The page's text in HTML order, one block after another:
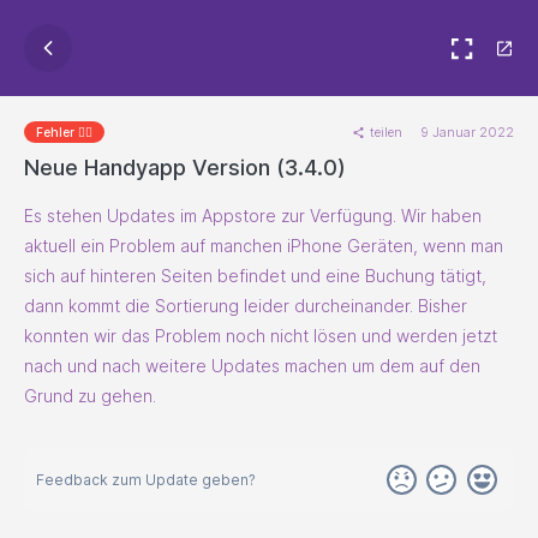
Fehler 🐱‍💻 teilen 9 Januar 2022
Neue Handyapp Version (3.4.0)
Es stehen Updates im Appstore zur Verfügung. Wir haben
aktuell ein Problem auf manchen iPhone Geräten, wenn man
sich auf hinteren Seiten befindet und eine Buchung tätigt,
dann kommt die Sortierung leider durcheinander. Bisher
konnten wir das Problem noch nicht lösen und werden jetzt
nach und nach weitere Updates machen um dem auf den
Grund zu gehen.
Feedback zum Update geben?